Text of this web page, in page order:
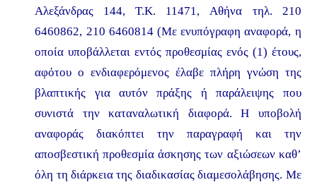
Αλεξάνδρας 144, T.K. 11471, Αθήνα τηλ. 210
6460862, 210 6460814 (Με ενυπόγραφη αναφορά, η
οποία υποβάλλεται εντός προθεσμίας ενός (1) έτους,
αφότου ο ενδιαφερόμενος έλαβε πλήρη γνώση της
βλαπτικής για αυτόν πράξης ή παράλειψης που
συνιστά την καταναλωτική διαφορά. Η υποβολή
αναφοράς διακόπτει την παραγραφή και την
αποσβεστική προθεσμία άσκησης των αξιώσεων καθ’
όλη τη διάρκεια της διαδικασίας διαμεσολάβησης. Με